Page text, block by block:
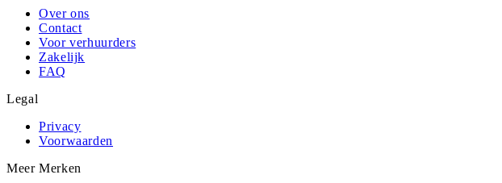
Over ons
Contact
Voor verhuurders
Zakelijk
FAQ
Legal
Privacy
Voorwaarden
Meer Merken